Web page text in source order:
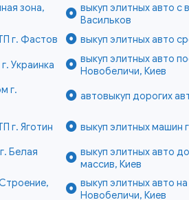
зона,
выкуп элитных авто с
Васильков
г. Фастов
выкуп элитных авто
Украинка
выкуп элитных авто
Новобеличи, Киев
г.
автовыкуп дорогих
г. Яготин
выкуп элитных машин
Белая
выкуп элитных авто
массив, Киев
выкуп элитных авто
Новобеличи, Киев